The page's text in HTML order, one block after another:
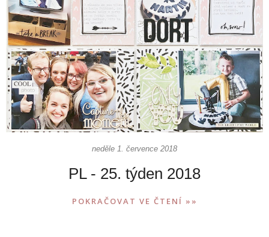
neděle 1. července 2018
PL - 25. týden 2018
POKRAČOVAT VE ČTENÍ »»